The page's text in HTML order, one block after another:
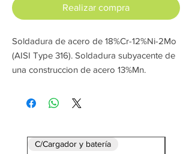
Realizar compra
Soldadura de acero de 18%Cr-12%Ni-2Mo
(AISI Type 316). Soldadura subyacente de
una construccion de acero 13%Mn.
C/Cargador y batería